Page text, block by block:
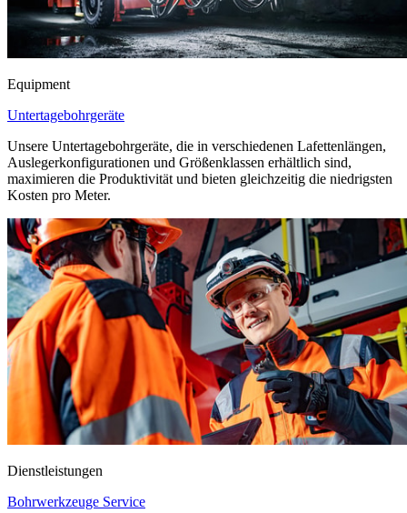
Equipment
Untertagebohrgeräte
Unsere Untertagebohrgeräte, die in verschiedenen Lafettenlängen,
Auslegerkonfigurationen und Größenklassen erhältlich sind,
maximieren die Produktivität und bieten gleichzeitig die niedrigsten
Kosten pro Meter.
Dienstleistungen
Bohrwerkzeuge Service